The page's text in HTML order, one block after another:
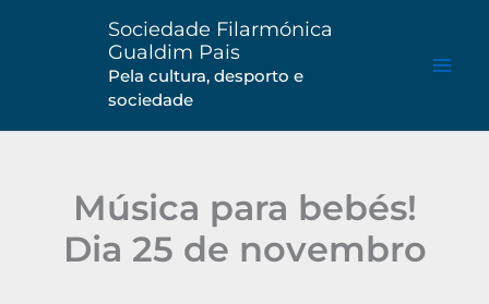
Sociedade Filarmónica
Gualdim Pais
Pela cultura, desporto e
sociedade
Música para bebés!
Dia 25 de novembro